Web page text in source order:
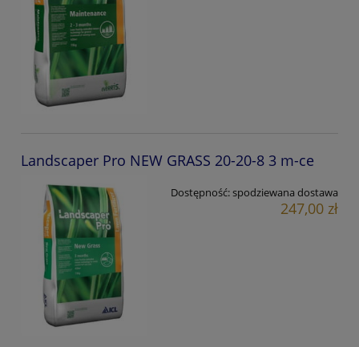
Landscaper Pro NEW GRASS 20-20-8 3 m-ce
Dostępność:spodziewana dostawa
247,00 zł